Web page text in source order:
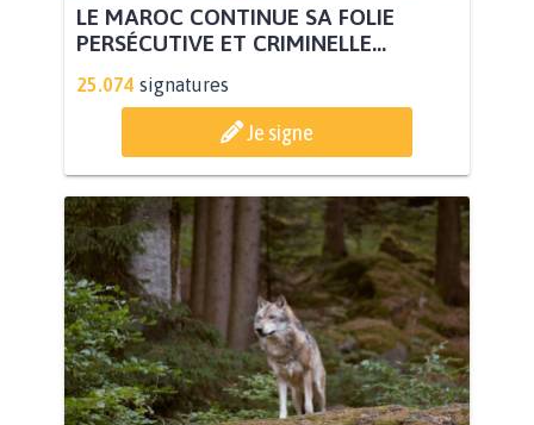
LE MAROC CONTINUE SA FOLIE
PERSÉCUTIVE ET CRIMINELLE...
25.074 signatures
Je signe